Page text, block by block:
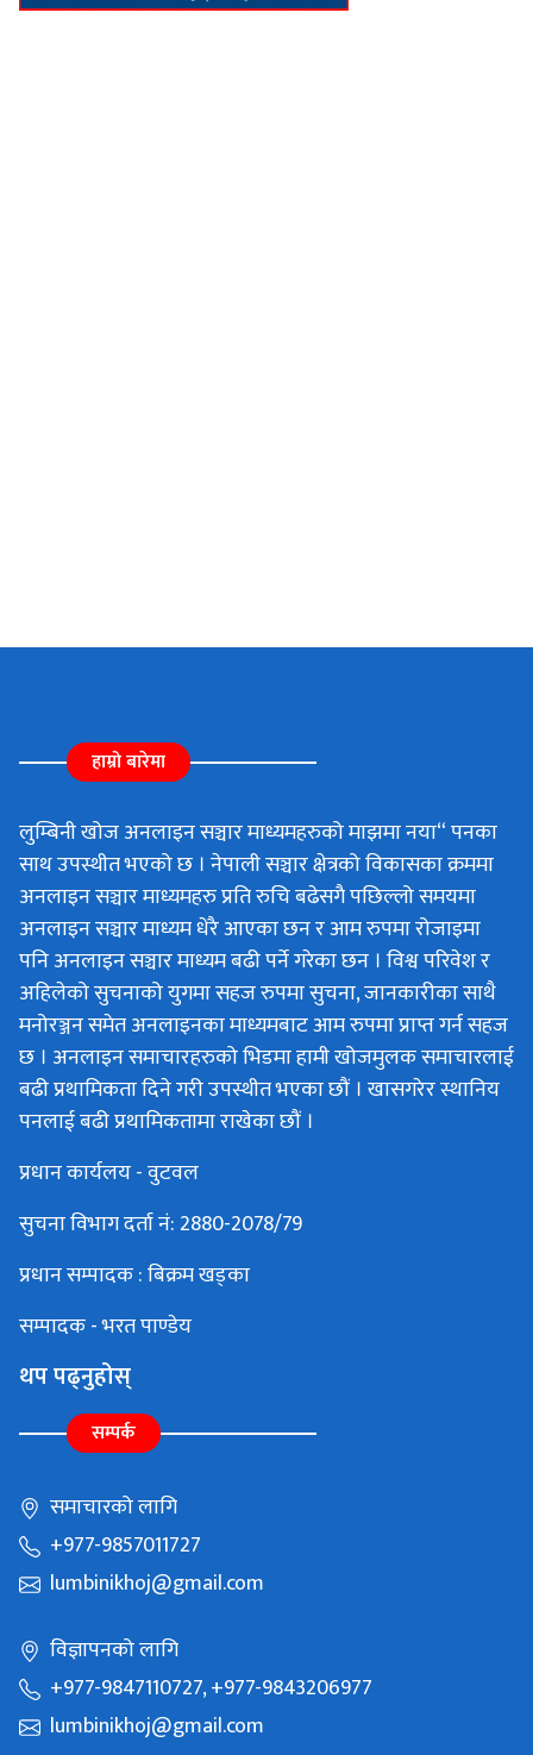
हाम्रो बारेमा
लुम्बिनी खोज अनलाइन सञ्चार माध्यमहरुको माझमा नया“ पनका
साथ उपस्थीत भएको छ । नेपाली सञ्चार क्षेत्रको विकासका क्रममा
अनलाइन सञ्चार माध्यमहरु प्रति रुचि बढेसगै पछिल्लो समयमा
अनलाइन सञ्चार माध्यम धेरै आएका छन र आम रुपमा रोजाइमा
पनि अनलाइन सञ्चार माध्यम बढी पर्ने गरेका छन । विश्व परिवेश र
अहिलेको सुचनाको युगमा सहज रुपमा सुचना, जानकारीका साथै
मनोरञ्जन समेत अनलाइनका माध्यमबाट आम रुपमा प्राप्त गर्न सहज
छ । अनलाइन समाचारहरुको भिडमा हामी खोजमुलक समाचारलाई
बढी प्रथामिकता दिने गरी उपस्थीत भएका छौं । खासगरेर स्थानिय
पनलाई बढी प्रथामिकतामा राखेका छौं ।
प्रधान कार्यलय - वुटवल
सुचना विभाग दर्ता नं: 2880-2078/79
प्रधान सम्पादक : बिक्रम खड्का
सम्पादक - भरत पाण्डेय
थप पढ्नुहोस्
सम्पर्क
समाचारको लागि
+977-9857011727
lumbinikhoj@gmail.com
विज्ञापनको लागि
+977-9847110727, +977-9843206977
lumbinikhoj@gmail.com